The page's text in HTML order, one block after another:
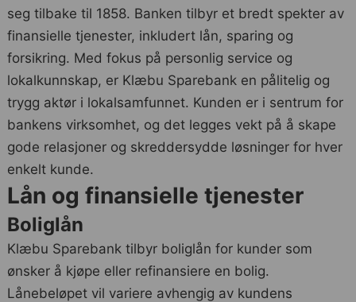
seg tilbake til 1858. Banken tilbyr et bredt spekter av
finansielle tjenester, inkludert lån, sparing og
forsikring. Med fokus på personlig service og
lokalkunnskap, er Klæbu Sparebank en pålitelig og
trygg aktør i lokalsamfunnet. Kunden er i sentrum for
bankens virksomhet, og det legges vekt på å skape
gode relasjoner og skreddersydde løsninger for hver
enkelt kunde.
Lån og finansielle tjenester
Boliglån
Klæbu Sparebank tilbyr boliglån for kunder som
ønsker å kjøpe eller refinansiere en bolig.
Lånebeløpet vil variere avhengig av kundens